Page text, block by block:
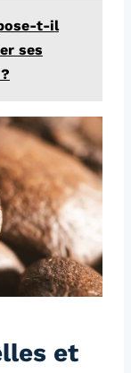
t-il
ses
et